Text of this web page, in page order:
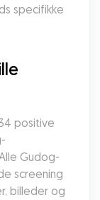
specifikke
positive
Gudog-
screening
billeder og